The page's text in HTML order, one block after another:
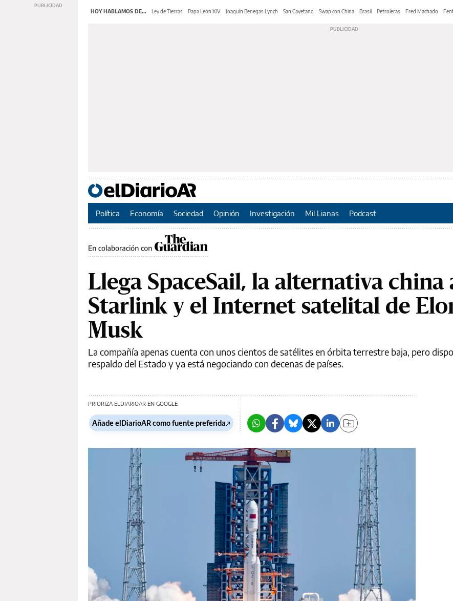
HOY HABLAMOS DE... Ley de Tierras Papa León XIV Joaquín Benegas Lynch San Cayetano Swap con China Brasil Petroleras Fred Machado
Política Economía Sociedad Opinión Investigación Mil Lianas Podcast
Llega SpaceSail, la alternativa china
Starlink y el Internet satelital de
Musk
La compañía apenas cuenta con unos cientos de satélites en órbita terrestre baja, pero
respaldo del Estado y ya está negociando con decenas de países.
PRIORIZA ELDIARIOAR EN GOOGLE
Añade elDiarioAR como fuente preferida